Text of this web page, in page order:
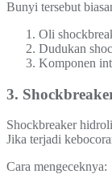
Bunyi tersebut
Oli
Dudukan
Komponen
3.
Shockbreaker
Jika terjadi
Cara mengeceknya: